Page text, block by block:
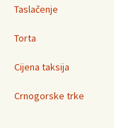
Taslačenje
Torta
Cijena taksija
Crnogorske trke